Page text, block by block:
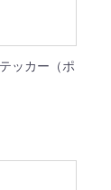
ッカー（ポ